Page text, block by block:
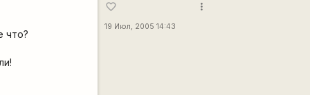
что?
favorite_border
19 Июл, 2005 14:43
more_vert